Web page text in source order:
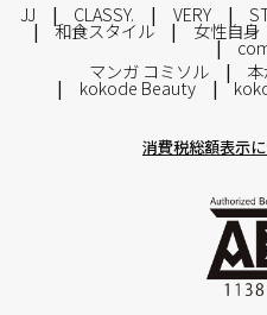
JJ CLASSY. VERY
和食スタイル 女性自身
マンガ コミソル
本
kokode Beauty
消費税総額表示